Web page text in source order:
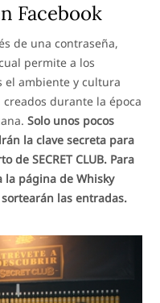
Facebook
de una contraseña,
permite a los
el ambiente y cultura
durante la época
Solo unos pocos
la clave secreta para
SECRET CLUB. Para
página de Whisky
las entradas.